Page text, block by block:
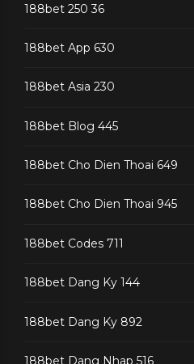
188bet 250 36
188bet App 630
188bet Asia 230
188bet Blog 445
188bet Cho Dien Thoai 649
188bet Cho Dien Thoai 945
188bet Codes 711
188bet Dang Ky 144
188bet Dang Ky 892
188bet Dang Nhap 516